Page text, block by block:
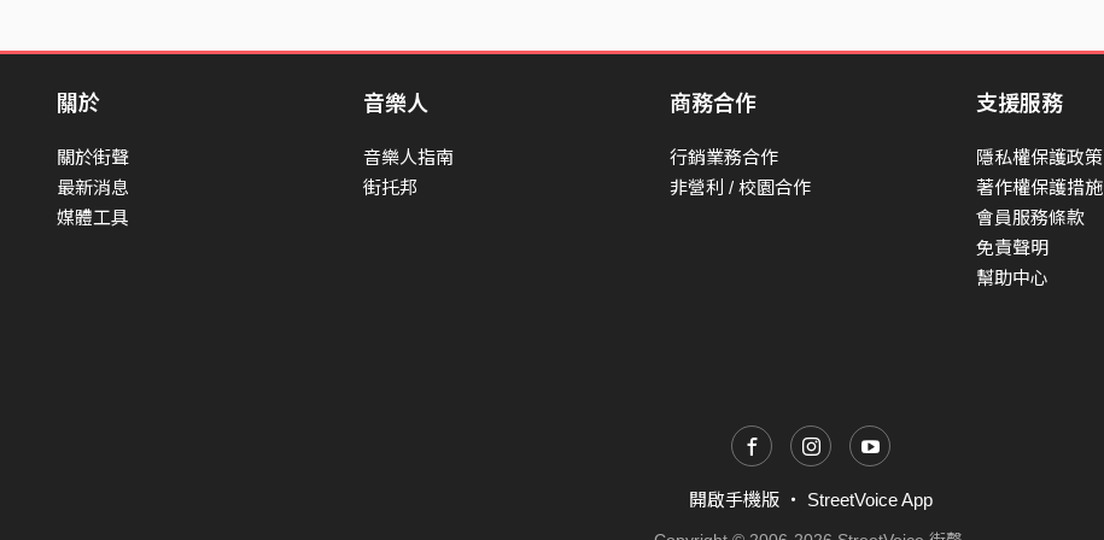
關於
關於街聲
最新消息
媒體工具
音樂人
音樂人指南
街托邦
商務合作
行銷業務合作
非營利 / 校園合作
支援服務
隱私權保護政策
著作權保護措施
會員服務條款
免責聲明
幫助中心
開啟手機版 ・ StreetVoice App